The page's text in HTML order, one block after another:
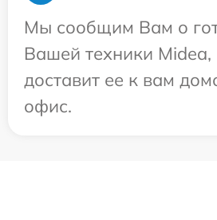
Мы сообщим Вам о
Вашей техники Midea,
доставит ее к вам
офис.